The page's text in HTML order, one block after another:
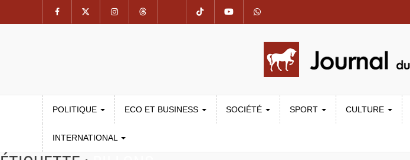
POLITIQUE ECO ET BUSINESS SOCIÉTÉ SPORT CULTURE
INTERNATIONAL